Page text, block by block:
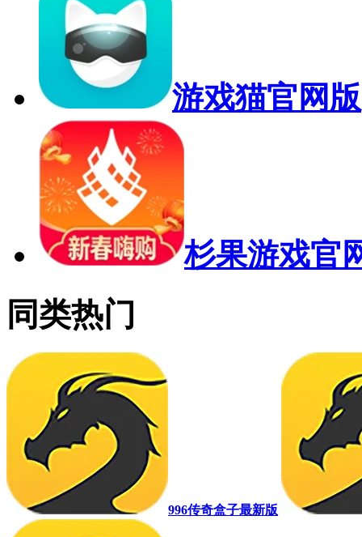
游戏猫官网版
杉果游戏官
同类热门
996传奇盒子最新版